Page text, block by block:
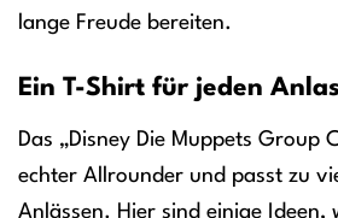
lange Freude bereiten.
Ein T-Shirt für jeden
Das „Disney Die Muppets Group
echter Allrounder und passt zu
Anlässen. Hier sind einige Ideen,